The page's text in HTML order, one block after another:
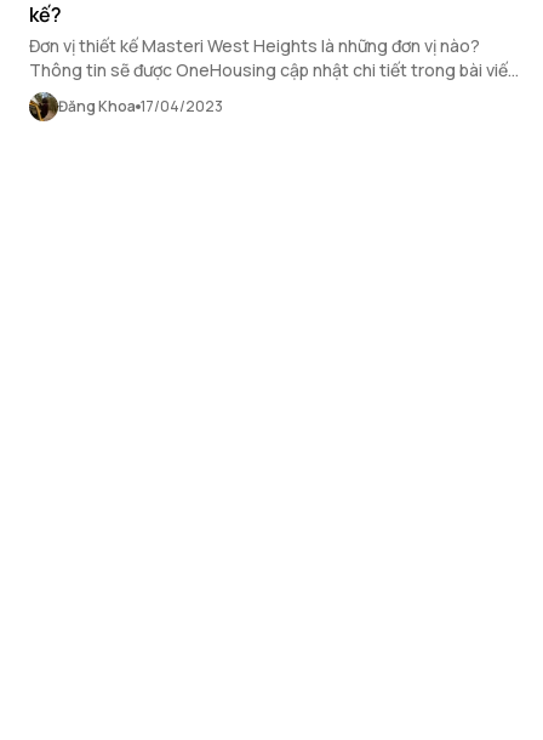
kế?
Đơn vị thiết kế Masteri West Heights là những đơn vị nào?
Thông tin sẽ được OneHousing cập nhật chi tiết trong bài viết
sau đây.
Đăng Khoa 17/04/2023